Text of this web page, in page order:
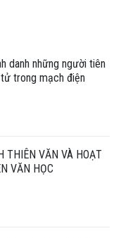
danh những người tiên
trong mạch điện
THIÊN VĂN VÀ HOẠT
VĂN HỌC